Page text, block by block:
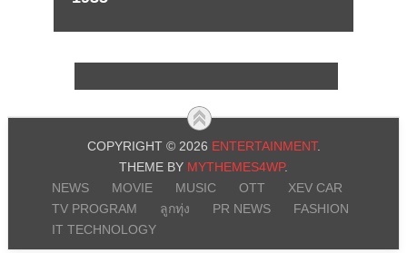
COPYRIGHT © 2026 ENTERTAINMENT.
THEME BY MYTHEMES4WP.
NEWS
MOVIE MUSIC OTT
XEV CAR
TV PROGRAM
ลูกทุ่ง PR NEWS
FASHION
IT TECHNOLOGY